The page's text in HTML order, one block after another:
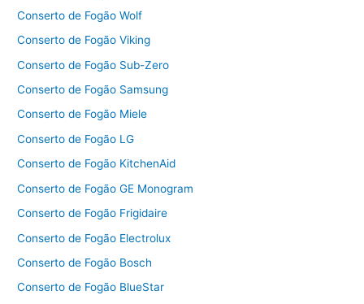
Conserto de Fogão Wolf
Conserto de Fogão Viking
Conserto de Fogão Sub-Zero
Conserto de Fogão Samsung
Conserto de Fogão Miele
Conserto de Fogão LG
Conserto de Fogão KitchenAid
Conserto de Fogão GE Monogram
Conserto de Fogão Frigidaire
Conserto de Fogão Electrolux
Conserto de Fogão Bosch
Conserto de Fogão BlueStar